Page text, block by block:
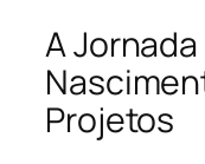
A
Projetos